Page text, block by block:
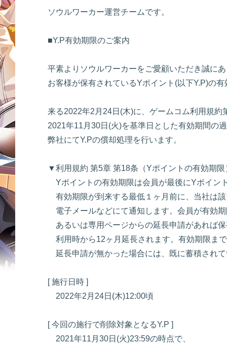
ソウルワーカー運営チームです。
■Y.P有効期限のご案内
平素よりソウルワーカーをご愛顧いただき誠に
お客様が保有されているYポイント(以下Y.P)の
来る2022年2月24日(木)に、ゲームコム利用規約
2021年11月30日(火)を基準日とした有効期間の
弊社にてY.Pの償却処理を行います。
▼利用規約 第5章 第18条（Yポイントの有効期限
Yポイントの有効期限は会員が最後にYポイン
有効期限が到来する最低１ヶ月前に、当社は
電子メールなどにて通知します。会員が有効
あるいは専用ページからの延長申請があれば
利用時から12ヶ月延長されます。有効期限ま
延長申請が無かった場合には、既に蓄積され
[ 施行日時 ]
2022年2月24日(木)12:00頃
[ 今回の施行で削除対象となるY.P ]
2021年11月30日(火)23:59の時点で、